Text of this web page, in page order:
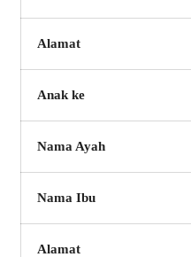
Alamat
Anak ke
Nama Ayah
Nama Ibu
Alamat